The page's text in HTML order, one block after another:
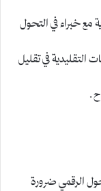
خبراء في التحول
في تقليل
الرقمي ضرورة